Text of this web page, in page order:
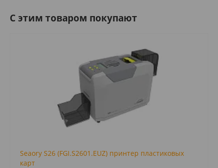
C этим товаром покупают
Seaory S26 (FGI.S2601.EUZ) принтер пластиковых
карт